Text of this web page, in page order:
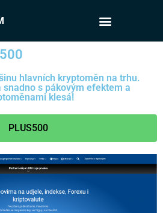
hlavních kryptoměn na trhu.
s pákovým efektem a
klesá!
PLUS500